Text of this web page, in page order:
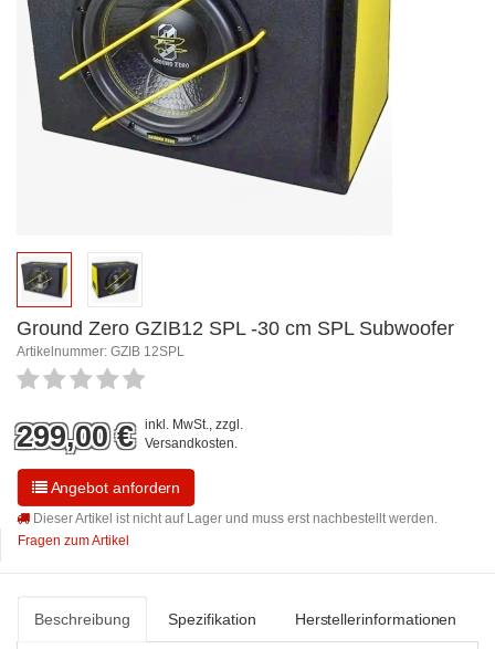
Ground Zero GZIB12 SPL -30 cm SPL Subwoofer
Artikelnummer: GZIB 12SPL
299,00 €
inkl. MwSt., zzgl.
Versandkosten.
Angebot anfordern
Dieser Artikel ist nicht auf Lager und muss erst nachbestellt werden.
Fragen zum Artikel
Beschreibung Spezifikation Herstellerinformationen